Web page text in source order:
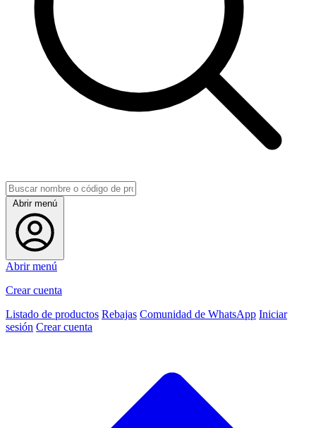
Abrir menú
Abrir menú
Crear cuenta
Listado de productos Rebajas Comunidad de WhatsApp Iniciar
sesión Crear cuenta